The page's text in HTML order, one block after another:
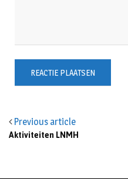
Previous article
Aktiviteiten LNMH